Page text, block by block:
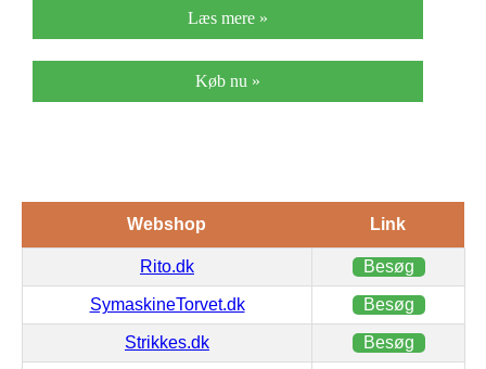
stk.
Læs mere »
Køb nu »
Webshop Link
Rito.dk Besøg
SymaskineTorvet.dk Besøg
Strikkes.dk Besøg